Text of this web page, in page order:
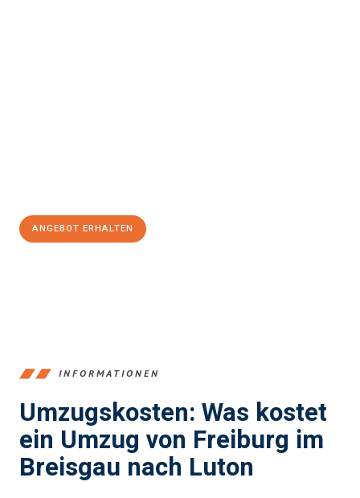
ANGEBOT ERHALTEN
INFORMATIONEN
Umzugskosten: Was kostet
ein Umzug von Freiburg im
Breisgau nach Luton